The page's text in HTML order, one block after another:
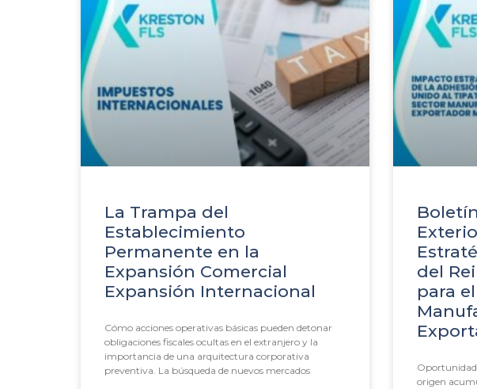
La Trampa del
Establecimiento
Permanente en la
Expansión Comercial
Expansión Internacional
Cómo acciones operativas básicas pueden detonar
obligaciones fiscales ocultas en el extranjero y la
importancia de una arquitectura corporativa
preventiva. La búsqueda de nuevos mercados
del
para
origen